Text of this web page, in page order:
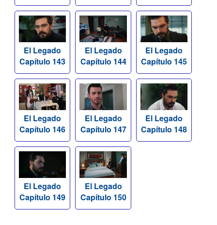
El Legado
Capítulo 143
El Legado
Capítulo 144
El Legado
Capítulo 145
El Legado
Capítulo 146
El Legado
Capítulo 147
El Legado
Capítulo 148
El Legado
Capítulo 149
El Legado
Capítulo 150